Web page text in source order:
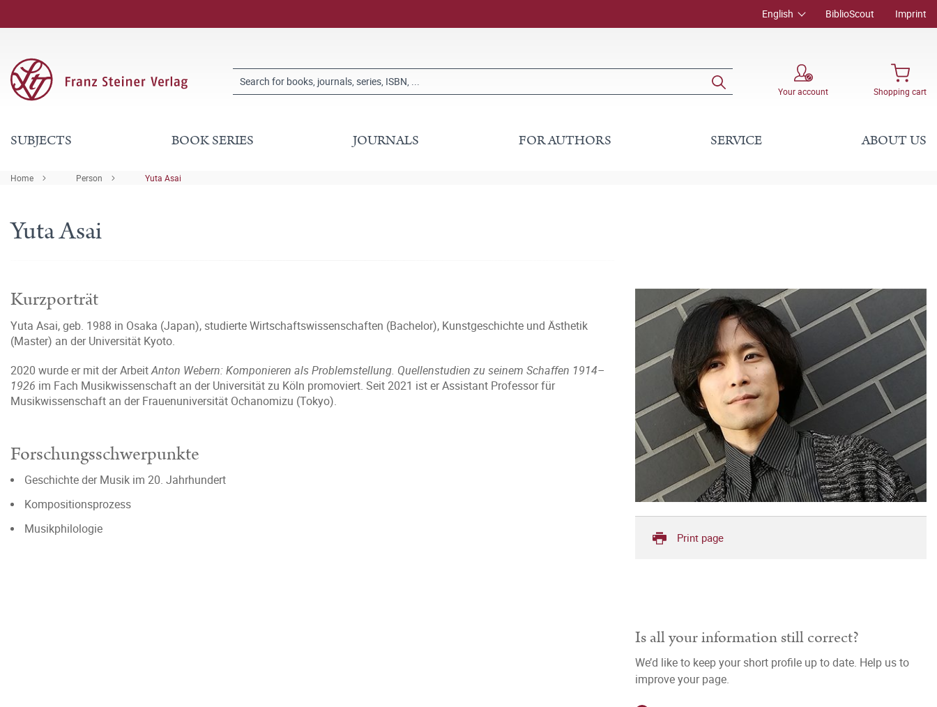
English BiblioScout Imprint
Your account Shopping cart
SUBJECTS BOOK SERIES JOURNALS FOR AUTHORS SERVICE ABOUT US
Home Person Yuta Asai
Yuta Asai
Kurzporträt
Yuta Asai, geb. 1988 in Osaka (Japan), studierte Wirtschaftswissenschaften (Bachelor), Kunstgeschichte und Ästhetik
(Master) an der Universität Kyoto.
2020 wurde er mit der ArbeitAnton Webern: Komponieren als Problemstellung. Quellenstudien zu seinem Schaffen 1914–
1926 im Fach Musikwissenschaft an der Universität zu Köln promoviert. Seit 2021 ist er Assistant Professor für
Musikwissenschaft an der Frauenuniversität Ochanomizu (Tokyo).
Forschungsschwerpunkte
Geschichte der Musik im 20. Jahrhundert
Kompositionsprozess
Musikphilologie
Print page
Is all your information still correct?
We’d like to keep your short profile up to date. Help us to
improve your page.